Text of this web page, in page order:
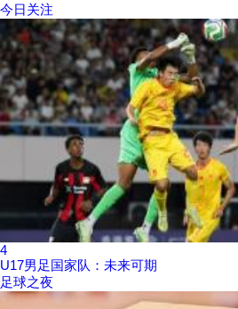
今日关注
4
U17男足国家队：未来可期
足球之夜